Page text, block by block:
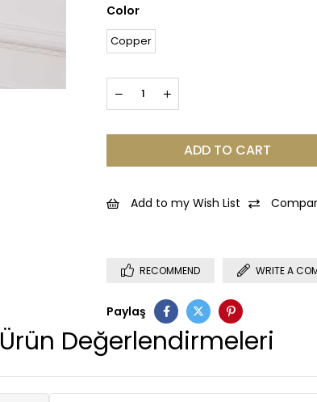
Color
Copper
Add to my Wish List
RECOMMEND WRITE A
Paylaş
Ürün Değerlendirmeleri